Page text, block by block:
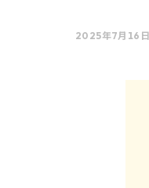
2025年7月16日